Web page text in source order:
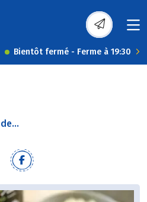
Bientôt fermé - Ferme à 19:30